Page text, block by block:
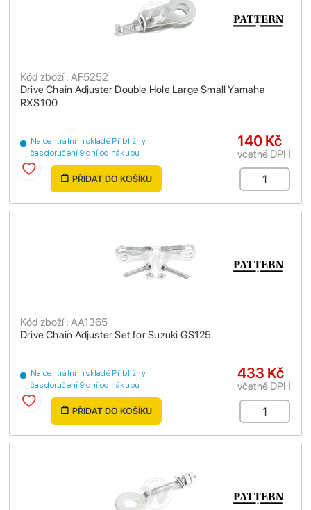
Drive Chain Adjuster Double Hole Large Small Yamaha
RXS100
Kód zboží : AF5252
Na centrálním skladě Přibližný
čas doručení 9 dní od nákupu
140 Kč
včetně DPH
PŘIDAT DO KOŠÍKU
Drive Chain Adjuster Set for Suzuki GS125
Kód zboží : AA1365
Na centrálním skladě Přibližný
čas doručení 9 dní od nákupu
433 Kč
včetně DPH
PŘIDAT DO KOŠÍKU